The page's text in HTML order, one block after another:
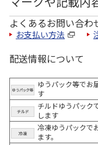
よくあるお問い合わ
お支払い方法
配送情報について
ゆうパック等でお
す
チルドゆうパック
します
冷凍ゆうパックで
ます。